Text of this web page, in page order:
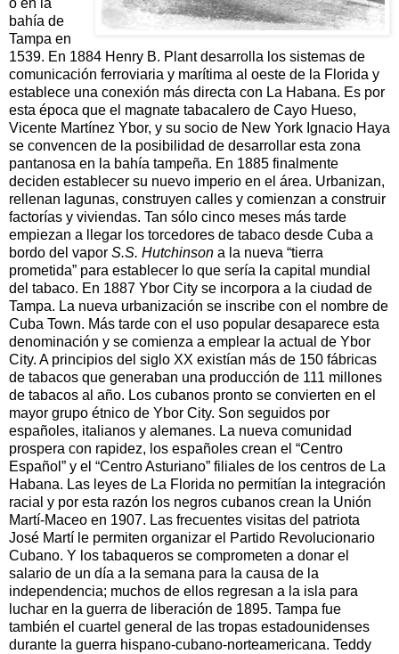
ó en la
bahía de
Tampa en
1539. En 1884 Henry B. Plant desarrolla los sistemas de
comunicación ferroviaria y marítima al oeste de la Florida y
establece una conexión más directa con La Habana. Es por
esta época que el magnate tabacalero de Cayo Hueso,
Vicente Martínez Ybor, y su socio de New York Ignacio Haya
se convencen de la posibilidad de desarrollar esta zona
pantanosa en la bahía tampeña. En 1885 finalmente
deciden establecer su nuevo imperio en el área. Urbanizan,
rellenan lagunas, construyen calles y comienzan a construir
factorías y viviendas. Tan sólo cinco meses más tarde
empiezan a llegar los torcedores de tabaco desde Cuba a
bordo del vapor S.S. Hutchinson a la nueva “tierra
prometida” para establecer lo que sería la capital mundial
del tabaco. En 1887 Ybor City se incorpora a la ciudad de
Tampa. La nueva urbanización se inscribe con el nombre de
Cuba Town. Más tarde con el uso popular desaparece esta
denominación y se comienza a emplear la actual de Ybor
City. A principios del siglo XX existían más de 150 fábricas
de tabacos que generaban una producción de 111 millones
de tabacos al año. Los cubanos pronto se convierten en el
mayor grupo étnico de Ybor City. Son seguidos por
españoles, italianos y alemanes. La nueva comunidad
prospera con rapidez, los españoles crean el “Centro
Español” y el “Centro Asturiano” filiales de los centros de La
Habana. Las leyes de La Florida no permitían la integración
racial y por esta razón los negros cubanos crean la Unión
Martí-Maceo en 1907. Las frecuentes visitas del patriota
José Martí le permiten organizar el Partido Revolucionario
Cubano. Y los tabaqueros se comprometen a donar el
salario de un día a la semana para la causa de la
independencia; muchos de ellos regresan a la isla para
luchar en la guerra de liberación de 1895. Tampa fue
también el cuartel general de las tropas estadounidenses
durante la guerra hispano-cubano-norteamericana. Teddy